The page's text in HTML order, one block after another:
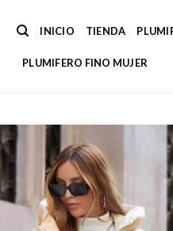
INICIO TIENDA
PLUMIFERO FINO MUJER